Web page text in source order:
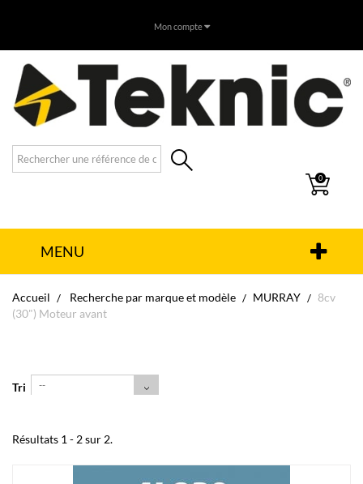
Mon compte
0
MENU
Accueil Recherche par marque et modèle MURRAY
8cv
(30") Moteur avant
Tri --
Résultats 1 - 2 sur 2.